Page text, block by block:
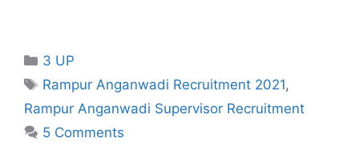
Categories
3 UP
Tags
Rampur Anganwadi Recruitment 2021,
Rampur Anganwadi Supervisor Recruitment
5 Comments